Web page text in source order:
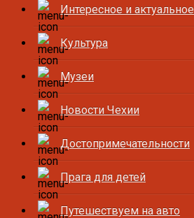
Интересное и актуальное
Культура
Музеи
Новости Чехии
Достопримечательности
Прага для детей
Путешествуем на авто